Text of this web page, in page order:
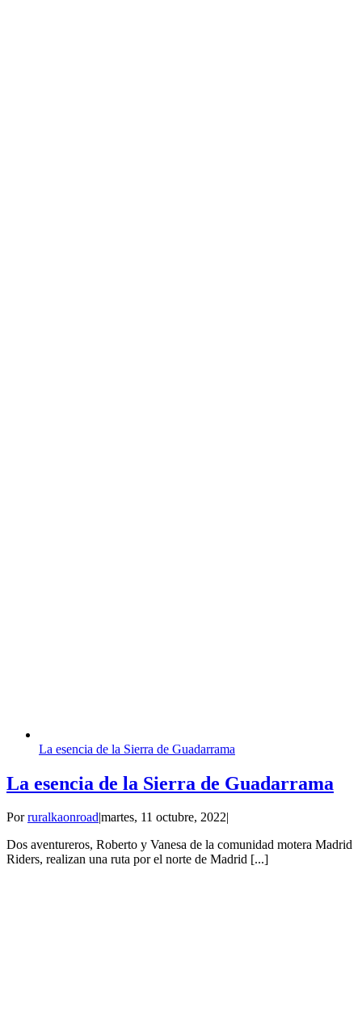
La esencia de la Sierra de Guadarrama
La esencia de la Sierra de Guadarrama
Porruralkaonroad|martes, 11 octubre, 2022|
Dos aventureros, Roberto y Vanesa de la comunidad motera Madrid
Riders, realizan una ruta por el norte de Madrid [...]